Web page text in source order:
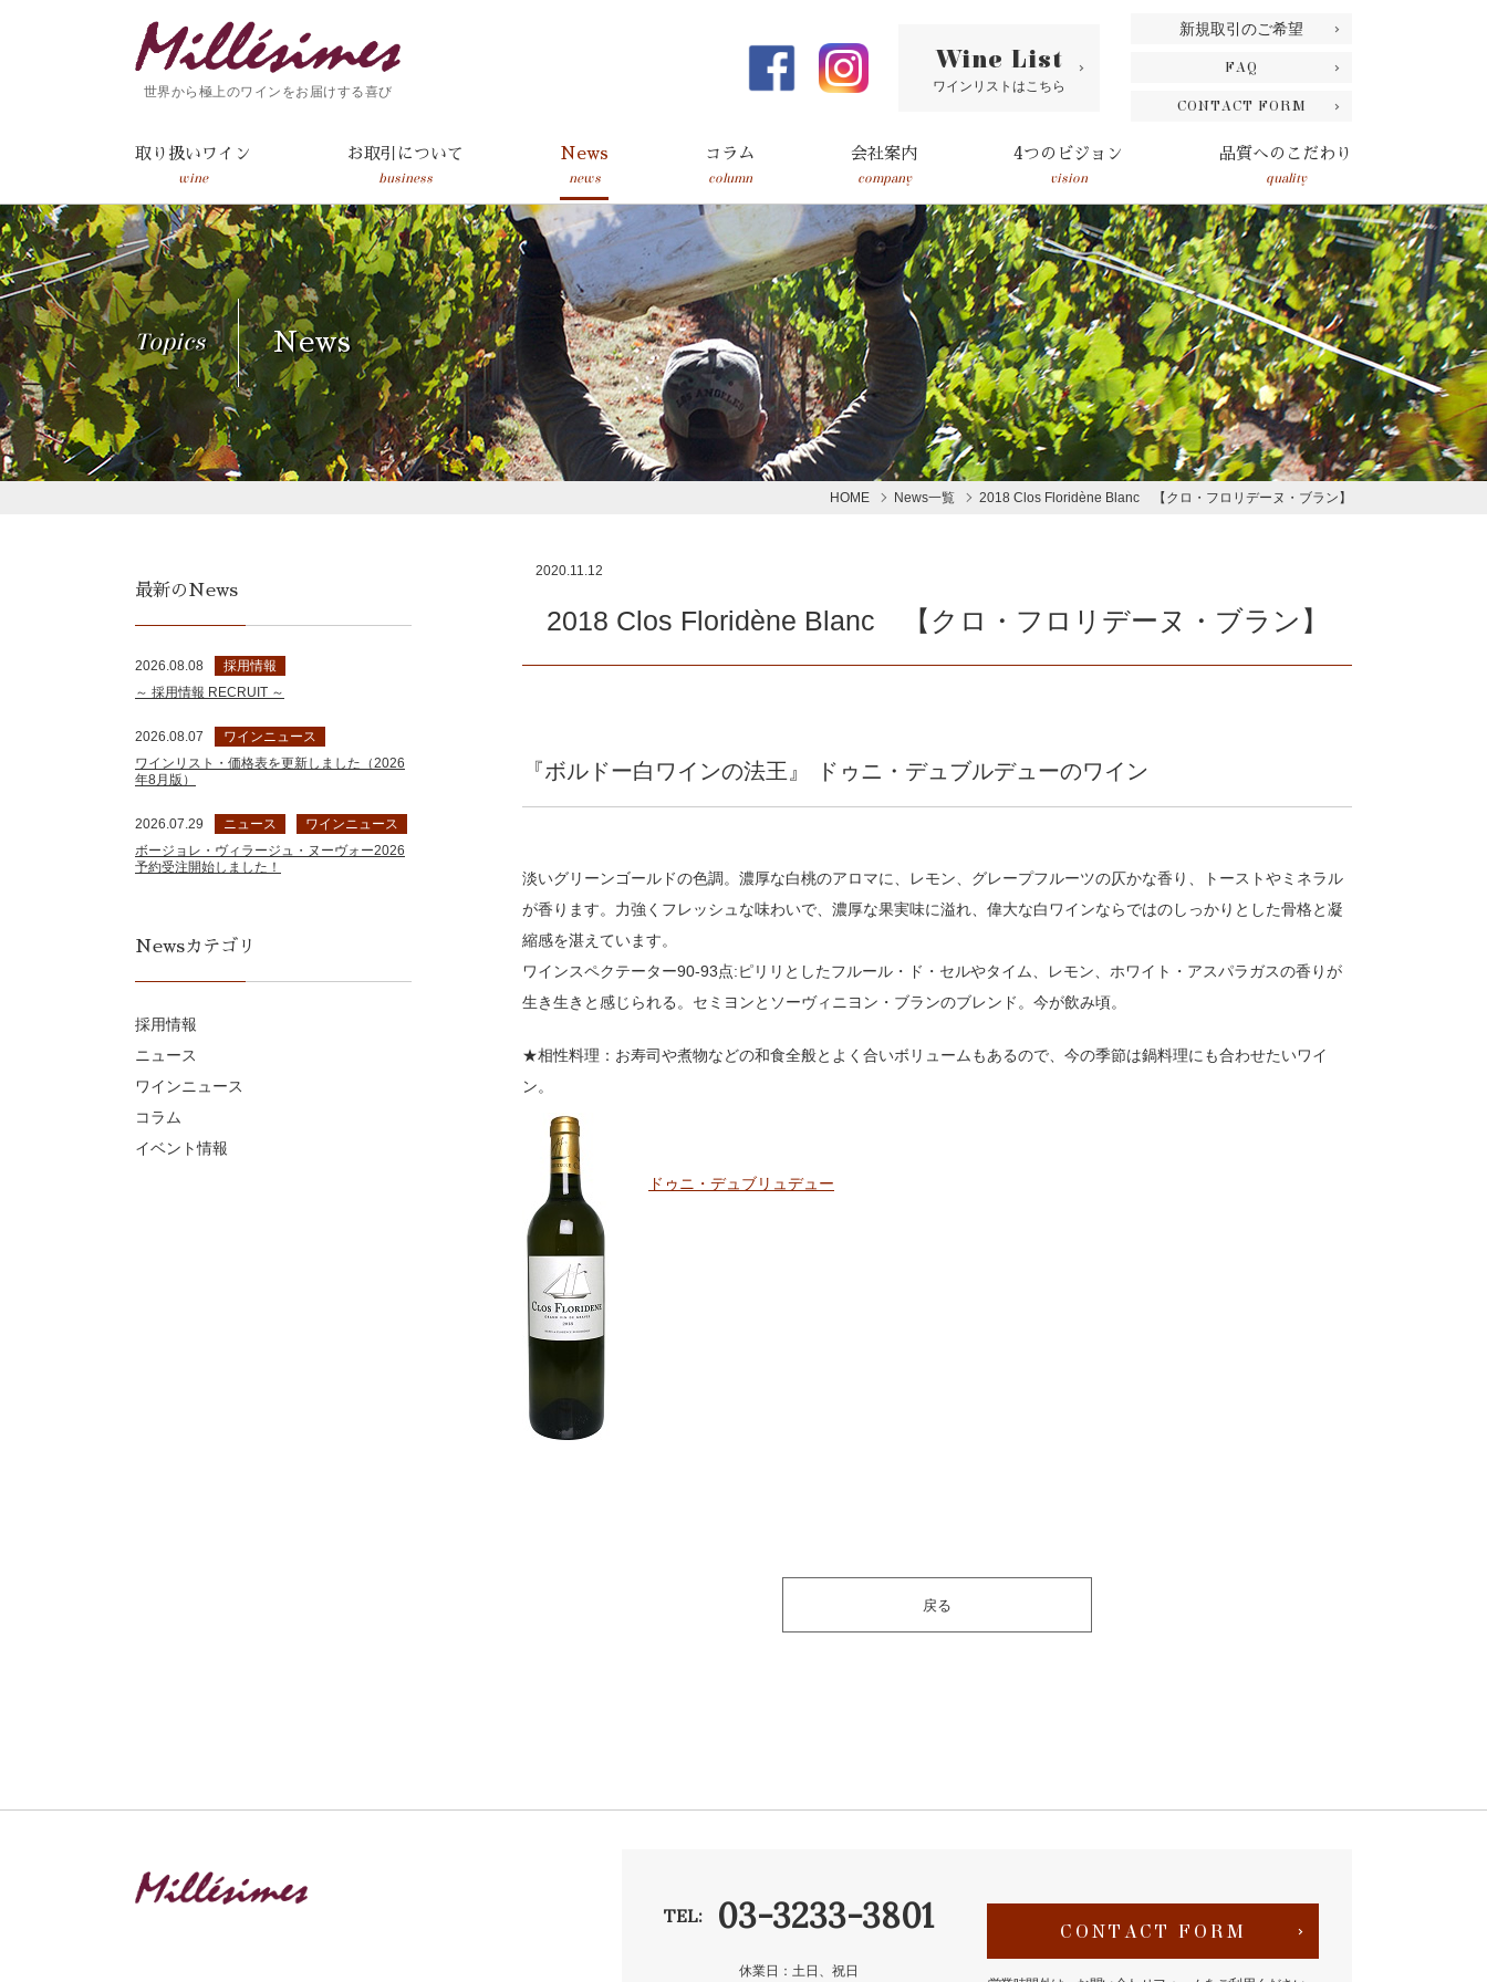
世界から極上のワインをお届けする喜び
Wine List
ワインリストはこちら
新規取引のご希望
FAQ
CONTACT FORM
取り扱いワイン
wine
お取引について
business
News
news
コラム
column
会社案内
company
4つのビジョン
vision
品質へのこだわり
quality
Topics News
HOME News一覧 2018 Clos Floridène Blanc 【クロ・フロリデーヌ・ブラン】
2020.11.12
2018 Clos Floridène Blanc 【クロ・フロリデーヌ・ブラン】
『ボルドー白ワインの法王』 ドゥニ・デュブルデューのワイン
淡いグリーンゴールドの色調。濃厚な白桃のアロマに、レモン、グレープフルーツの仄かな香り、トーストやミネラル
が香ります。力強くフレッシュな味わいで、濃厚な果実味に溢れ、偉大な白ワインならではのしっかりとした骨格と凝
縮感を湛えています。
ワインスペクテーター90-93点:ピリリとしたフルール・ド・セルやタイム、レモン、ホワイト・アスパラガスの香りが
生き生きと感じられる。セミヨンとソーヴィニヨン・ブランのブレンド。今が飲み頃。
★相性料理：お寿司や煮物などの和食全般とよく合いボリュームもあるので、今の季節は鍋料理にも合わせたいワイ
ン。
ドゥニ・デュブリュデュー
戻る
最新のNews
2026.08.08
採用情報
～ 採用情報 RECRUIT ～
2026.08.07
ワインニュース
ワインリスト・価格表を更新しました（2026
年8月版）
2026.07.29 ニュース
ワインニュース
ボージョレ・ヴィラージュ・ヌーヴォー2026
予約受注開始しました！
Newsカテゴリ
採用情報
ニュース
ワインニュース
コラム
イベント情報
TEL: 03-3233-3801
休業日：土日、祝日
CONTACT FORM